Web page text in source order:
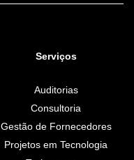
Serviços
Auditorias
Consultoria
Gestão de Fornecedores
Projetos em Tecnologia